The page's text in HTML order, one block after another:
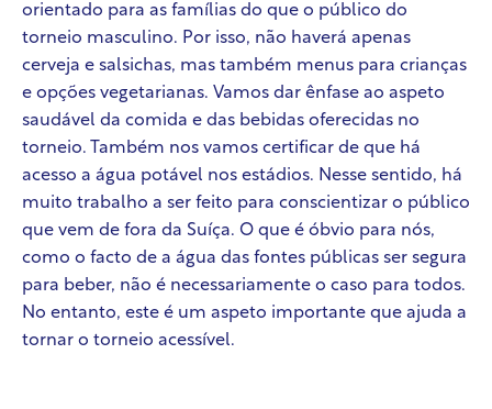
orientado para as famílias do que o público do
torneio masculino. Por isso, não haverá apenas
cerveja e salsichas, mas também menus para crianças
e opções vegetarianas. Vamos dar ênfase ao aspeto
saudável da comida e das bebidas oferecidas no
torneio. Também nos vamos certificar de que há
acesso a água potável nos estádios. Nesse sentido, há
muito trabalho a ser feito para conscientizar o público
que vem de fora da Suíça. O que é óbvio para nós,
como o facto de a água das fontes públicas ser segura
para beber, não é necessariamente o caso para todos.
No entanto, este é um aspeto importante que ajuda a
tornar o torneio acessível.